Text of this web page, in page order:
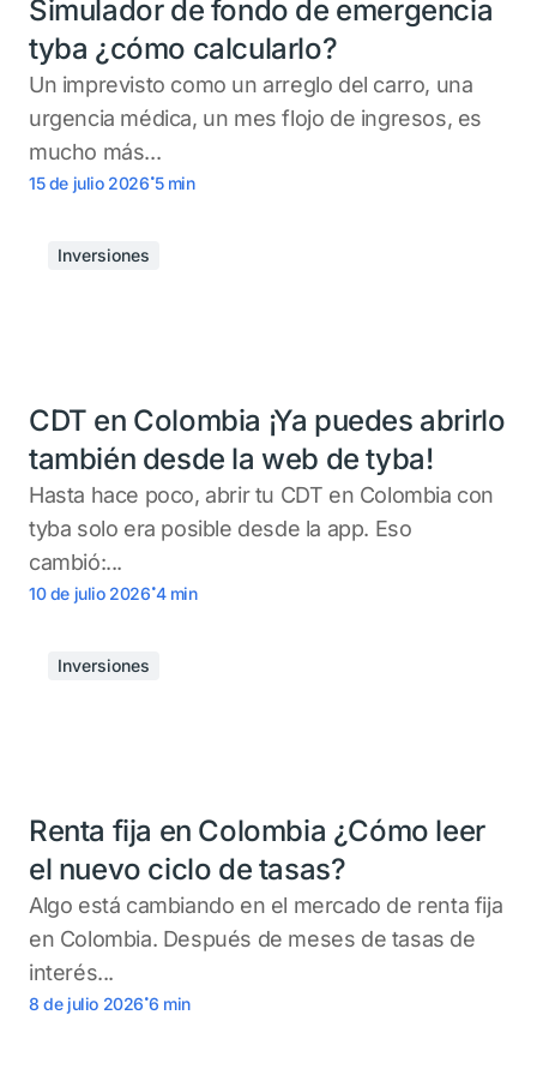
Simulador de fondo de emergencia
tyba ¿cómo calcularlo?
Un imprevisto como un arreglo del carro, una
urgencia médica, un mes flojo de ingresos, es
mucho más...
15 de julio 2026.5 min
Inversiones
CDT en Colombia ¡Ya puedes abrirlo
también desde la web de tyba!
Hasta hace poco, abrir tu CDT en Colombia con
tyba solo era posible desde la app. Eso
cambió:...
10 de julio 2026.4 min
Inversiones
Renta fija en Colombia ¿Cómo leer
el nuevo ciclo de tasas?
Algo está cambiando en el mercado de renta fija
en Colombia. Después de meses de tasas de
interés...
8 de julio 2026.6 min